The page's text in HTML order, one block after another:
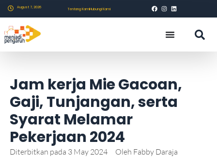
August 7, 2026 Tentang KamiHubungi Kami
Jam kerja Mie Gacoan,
Gaji, Tunjangan, serta
Syarat Melamar
Pekerjaan 2024
Diterbitkan pada 3 May 2024 Oleh Fabby Daraja